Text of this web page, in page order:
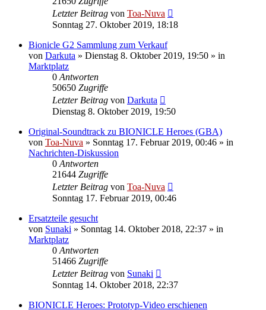
Letzter Beitrag von Toa-Nuva
Sonntag 27. Oktober 2019, 18:18
Bionicle G2 Sammlung zum Verkauf
von Darkuta » Dienstag 8. Oktober 2019, 19:50 » in
Marktplatz
0 Antworten
50650 Zugriffe
Letzter Beitrag von Darkuta
Dienstag 8. Oktober 2019, 19:50
Original-Soundtrack zu BIONICLE Heroes (GBA)
von Toa-Nuva » Sonntag 17. Februar 2019, 00:46 » in
Nachrichten-Diskussion
0 Antworten
21644 Zugriffe
Letzter Beitrag von Toa-Nuva
Sonntag 17. Februar 2019, 00:46
Ersatzteile gesucht
von Sunaki » Sonntag 14. Oktober 2018, 22:37 » in
Marktplatz
0 Antworten
51466 Zugriffe
Letzter Beitrag von Sunaki
Sonntag 14. Oktober 2018, 22:37
BIONICLE Heroes: Prototyp-Video erschienen